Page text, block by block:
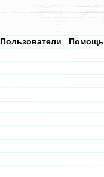
Помощь
Пользователи